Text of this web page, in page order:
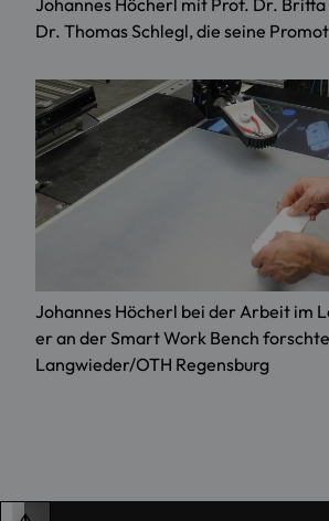
Johannes Höcherl mit Prof. Dr. Britta
Dr. Thomas Schlegl, die seine
Johannes Höcherl bei der Arbeit im
er an der Smart Work Bench
Langwieder/OTH Regensburg